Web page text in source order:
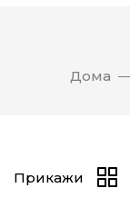
Дома
Прикажи